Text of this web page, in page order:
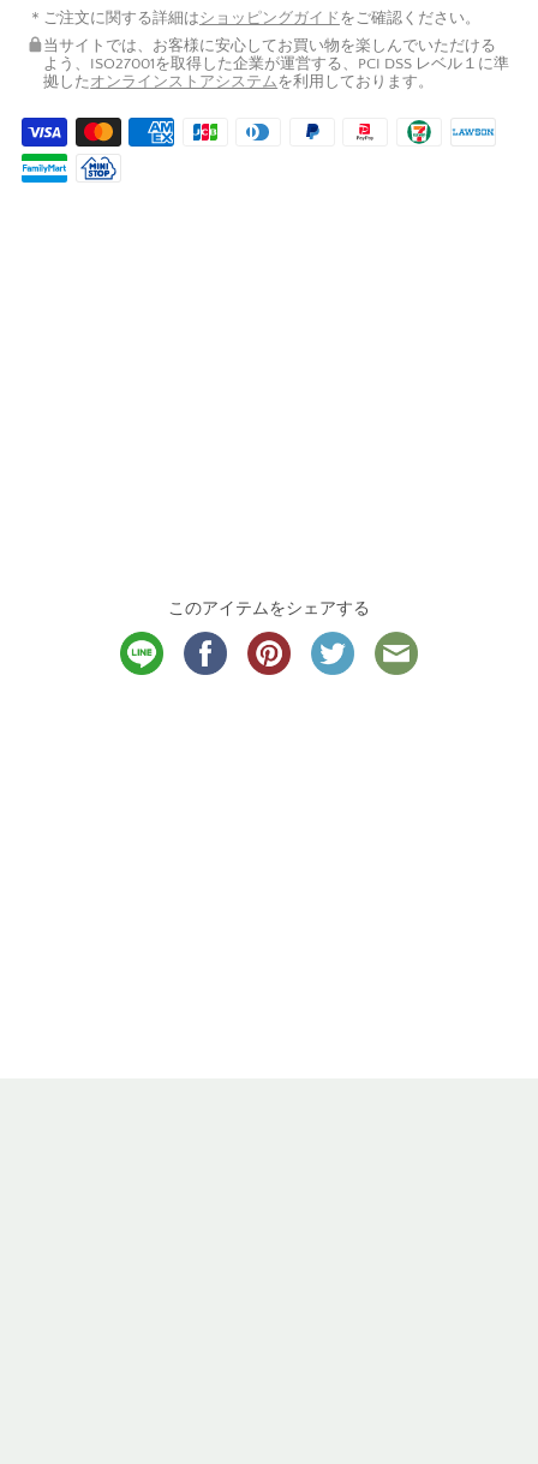
ご注文に関する詳細はショッピングガイド をご確認ください。
当サイトでは、お客様に安心してお買い物を楽しんでいただける
よう、ISO27001を取得した企業が運営する、PCI DSS レベル１に準
拠した オンラインストアシステム を利用しております。
このアイテムをシェアする